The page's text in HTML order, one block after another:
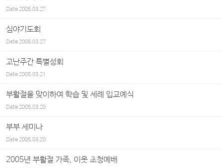
Date2005.03.27
심야기도회
Date2005.03.27
고난주간 특별성회
Date2005.03.21
부활절을 맞이하여 학습 및 세례 입교예식
Date2005.03.20
부부 세미나
Date2005.03.20
2005년 부활절 가족, 이웃 초청예배